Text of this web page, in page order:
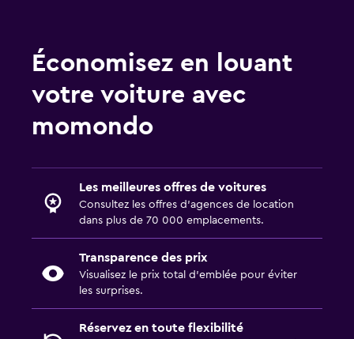
Économisez en louant
votre voiture avec
momondo
Les meilleures offres de voitures
Consultez les offres d’agences de location
dans plus de 70 000 emplacements.
Transparence des prix
Visualisez le prix total d’emblée pour éviter
les surprises.
Réservez en toute flexibilité